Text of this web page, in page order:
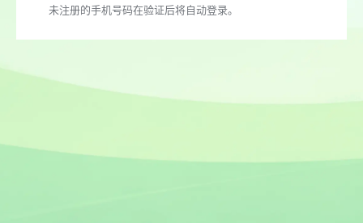
未注册的手机号码在验证后将自动登录。